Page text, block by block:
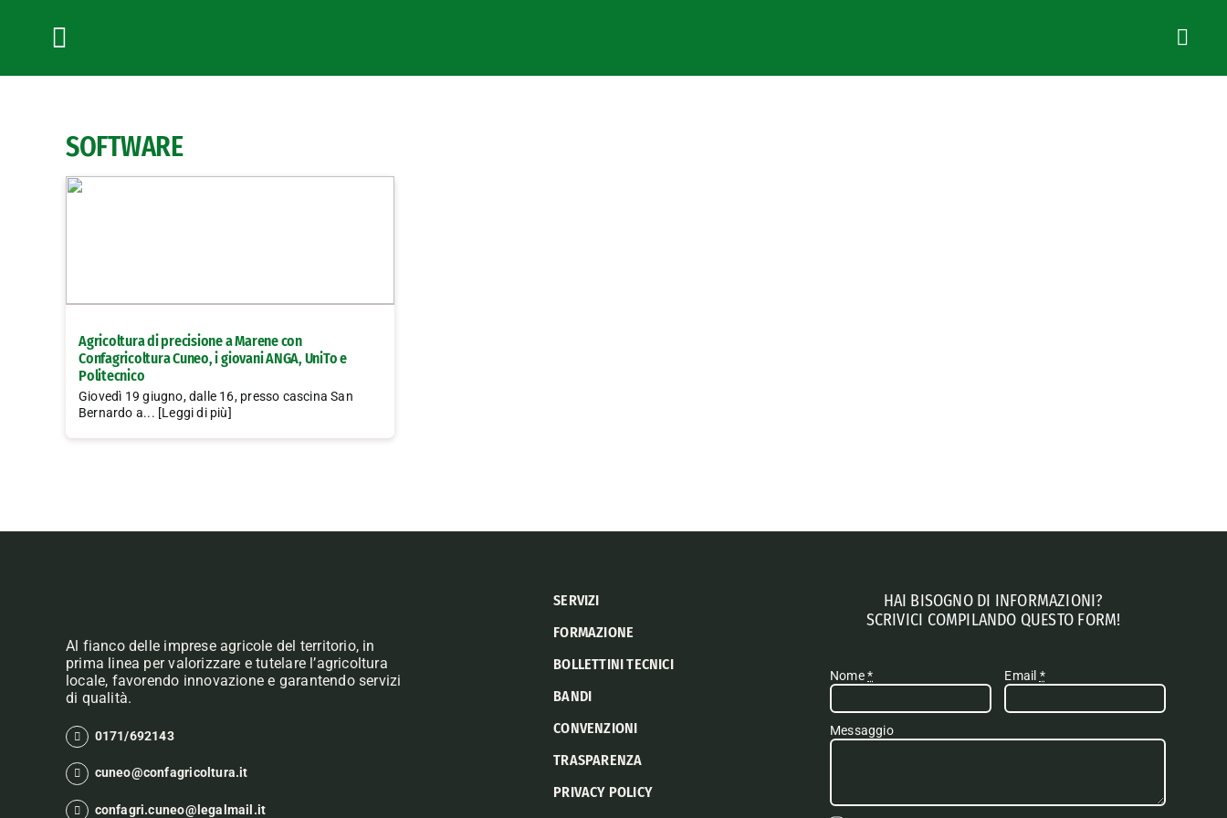
Toggle
Navigation
SOFTWARE
Agricoltura di precisione a Marene con
Confagricoltura Cuneo, i giovani ANGA, UniTo e
Politecnico
Giovedì 19 giugno, dalle 16, presso cascina San
Bernardo a... [Leggi di più]
Al fianco delle imprese agricole del territorio, in
prima linea per valorizzare e tutelare l’agricoltura
locale, favorendo innovazione e garantendo servizi
di qualità.
0171/692143
cuneo@confagricoltura.it
confagri.cuneo@legalmail.it
SERVIZI
FORMAZIONE
BOLLETTINI TECNICI
BANDI
CONVENZIONI
TRASPARENZA
PRIVACY POLICY
HAI BISOGNO DI INFORMAZIONI?
SCRIVICI COMPILANDO QUESTO FORM!
Nome* Email *
Messaggio